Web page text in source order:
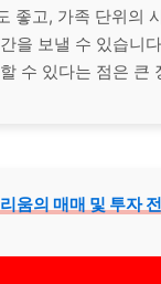
좋고, 가족 단위의
을 보낼 수 있습니
수 있다는 점은 큰
움의 매매 및 투자